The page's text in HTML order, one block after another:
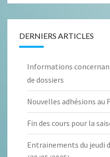
DERNIERS ARTICLES
Informations
de dossiers
Nouvelles adhésions au
Fin des cours pour la
Entrainements du jeudi